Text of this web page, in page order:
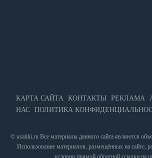
КАРТА САЙТА КОНТАКТЫ РЕКЛАМА
НАС ПОЛИТИКА
© usatiki.ru Все материалы данного сайта являются
Использование материалов, размещённых на сайте,